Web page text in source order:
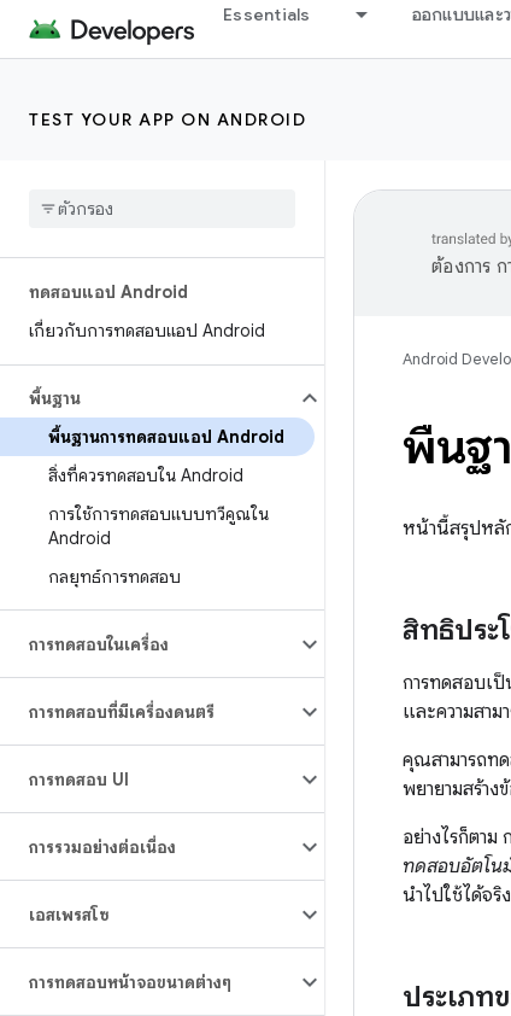
Essentials ออกแบบและ
TEST YOUR APP ON ANDROID
ทดสอบแอป Android
เกี่ยวกับการทดสอบแอป Android
พื้นฐาน
พื้นฐานการทดสอบแอป Android
สิ่งที่ควรทดสอบใน Android
การใช้การทดสอบแบบทวีคูณใน
Android
กลยุทธ์การทดสอบ
การทดสอบในเครื่อง
การทดสอบที่มีเครื่องดนตรี
การทดสอบ UI
การรวมอย่างต่อเนื่อง
เอสเพรสโซ
การทดสอบหน้าจอขนาดต่างๆ
ต้องการ
Android
พื้นฐ
หน้านี้สรุปหลั
สิทธิประ
การทดสอบเ
และความสา
คุณสามารถท
พยายามสร้า
อย่างไรก็ตา
ทดสอบอัตโน
นำไปใช้ได้จ
ประเภท